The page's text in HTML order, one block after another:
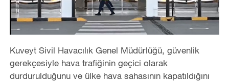
Kuveyt Sivil Havacılık Genel Müdürlüğü, güvenlik
gerekçesiyle hava trafiğinin geçici olarak
durdurulduğunu ve ülke hava sahasının kapatıldığını